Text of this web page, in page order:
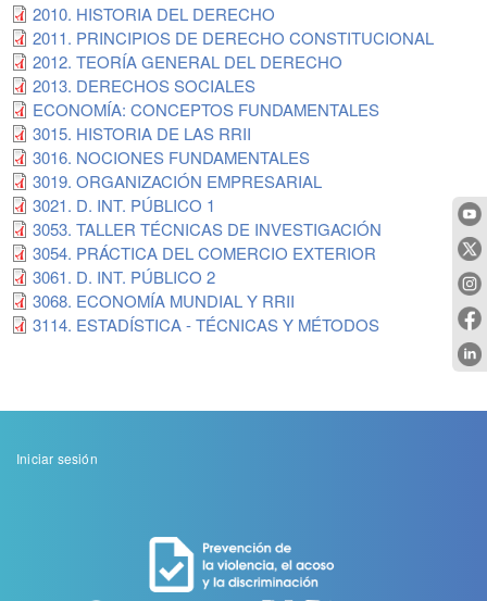
2010. HISTORIA DEL DERECHO
2011. PRINCIPIOS DE DERECHO CONSTITUCIONAL
2012. TEORÍA GENERAL DEL DERECHO
2013. DERECHOS SOCIALES
ECONOMÍA: CONCEPTOS FUNDAMENTALES
3015. HISTORIA DE LAS RRII
3016. NOCIONES FUNDAMENTALES
3019. ORGANIZACIÓN EMPRESARIAL
3021. D. INT. PÚBLICO 1
3053. TALLER TÉCNICAS DE INVESTIGACIÓN
3054. PRÁCTICA DEL COMERCIO EXTERIOR
3061. D. INT. PÚBLICO 2
3068. ECONOMÍA MUNDIAL Y RRII
3114. ESTADÍSTICA - TÉCNICAS Y MÉTODOS
Menu
Iniciar sesión